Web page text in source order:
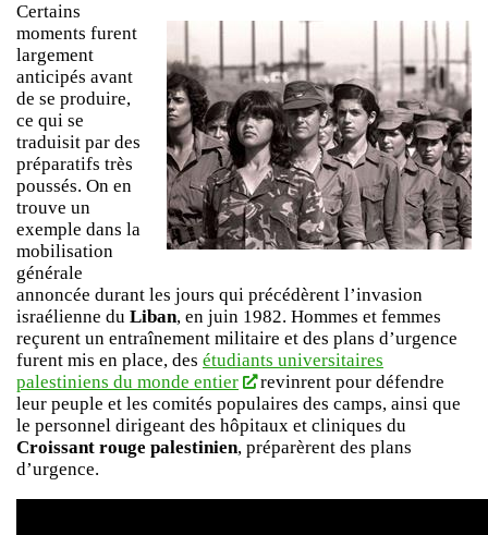
Certains
moments furent
largement
anticipés avant
de se produire,
ce qui se
traduisit par des
préparatifs très
poussés. On en
trouve un
exemple dans la
mobilisation
générale
annoncée durant les jours qui précédèrent l’invasion
israélienne du Liban, en juin 1982. Hommes et femmes
reçurent un entraînement militaire et des plans d’urgence
furent mis en place, des étudiants universitaires
palestiniens du monde entier
revinrent pour défendre
leur peuple et les comités populaires des camps, ainsi que
le personnel dirigeant des hôpitaux et cliniques du
Croissant rouge palestinien, préparèrent des plans
d’urgence.